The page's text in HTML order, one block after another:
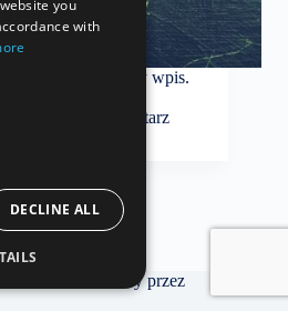
jest twój pierwszy wpis.
zacznij pisać!
Jeden komentarz
stworzony przez
you
with
DECLINE ALL